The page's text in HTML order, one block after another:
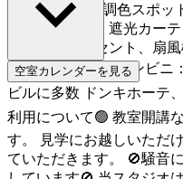
型鏡8枚、調光調色スポ
更衣スペース、遮光カーテン
充電付きコンセント、扇
🟢 周辺の環境🟢 コンビニ：徒歩30秒 スタバなどカフェ：駅
ビルに多数 ドンキホーテ、ダイソー：北口徒歩1分 🟢定期
利用について🟢 教室開講など定期利用も受けしておりま
す。 見学にお越しいただけましたらスタッフがご案内させ
ていただきます。 🚫騒音による近隣からのクレームが発生
空室カレンダーを見る